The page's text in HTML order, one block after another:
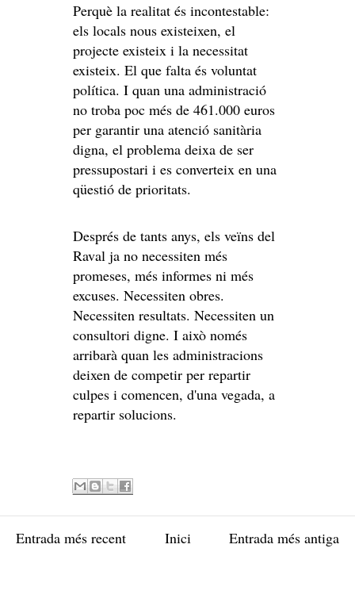
Perquè la realitat és incontestable:
els locals nous existeixen, el
projecte existeix i la necessitat
existeix. El que falta és voluntat
política. I quan una administració
no troba poc més de 461.000 euros
per garantir una atenció sanitària
digna, el problema deixa de ser
pressupostari i es converteix en una
qüestió de prioritats.
Després de tants anys, els veïns del
Raval ja no necessiten més
promeses, més informes ni més
excuses. Necessiten obres.
Necessiten resultats. Necessiten un
consultori digne. I això només
arribarà quan les administracions
deixen de competir per repartir
culpes i comencen, d'una vegada, a
repartir solucions.
Entrada més recent Entrada més antiga
Inici